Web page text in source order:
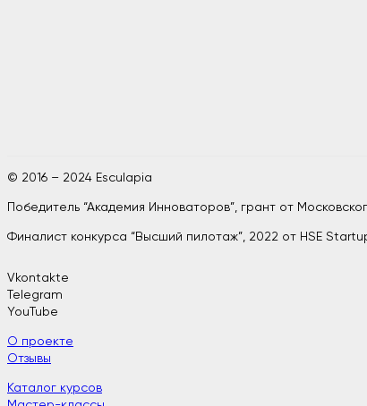
© 2016 – 2024 Esculapia
Победитель “Академия Инноваторов”, грант от
Финалист конкурса “Высший пилотаж”, 2022 от HSE
Vkontakte
Telegram
YouTube
О проекте
Отзывы
Каталог курсов